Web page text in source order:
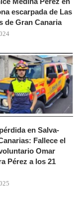
escarpada de Las
de Gran Canaria
en Salva-
Fallece el
Omar
Pérez a los 21